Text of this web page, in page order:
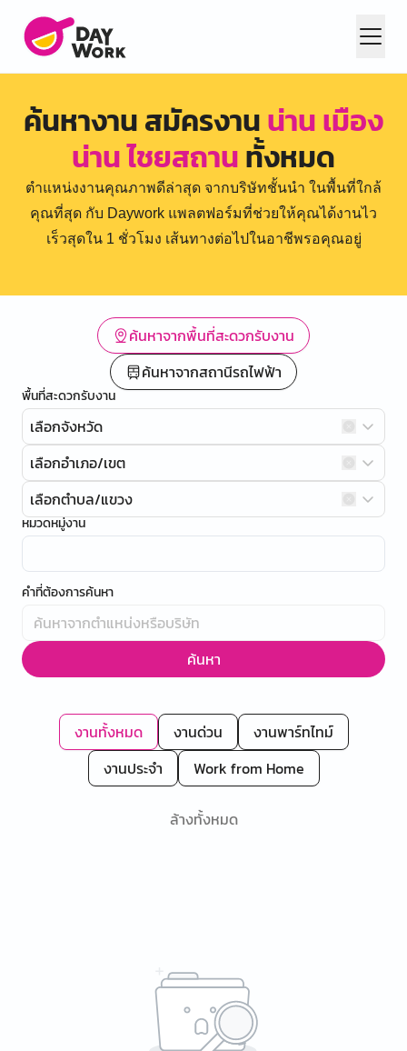
ค้นหางาน สมัครงานน่าน เมือง
น่าน ไชยสถานทั้งหมด
ตำแหน่งงานคุณภาพดีล่าสุด จากบริษัทชั้นนำ ในพื้นที่ใกล้
คุณที่สุด กับ Daywork แพลตฟอร์มที่ช่วยให้คุณได้งานไว
เร็วสุดใน 1 ชั่วโมง เส้นทางต่อไปในอาชีพรอคุณอยู่
ค้นหาจากพื้นที่สะดวกรับงาน
ค้นหาจากสถานีรถไฟฟ้า
พื้นที่สะดวกรับงาน
เลือกจังหวัด
เลือกอำเภอ/เขต
เลือกตำบล/แขวง
หมวดหมู่งาน
คำที่ต้องการค้นหา
ค้นหา
งานทั้งหมด งานด่วน
งานพาร์ทไทม์
งานประจำ
Work from Home
ล้างทั้งหมด